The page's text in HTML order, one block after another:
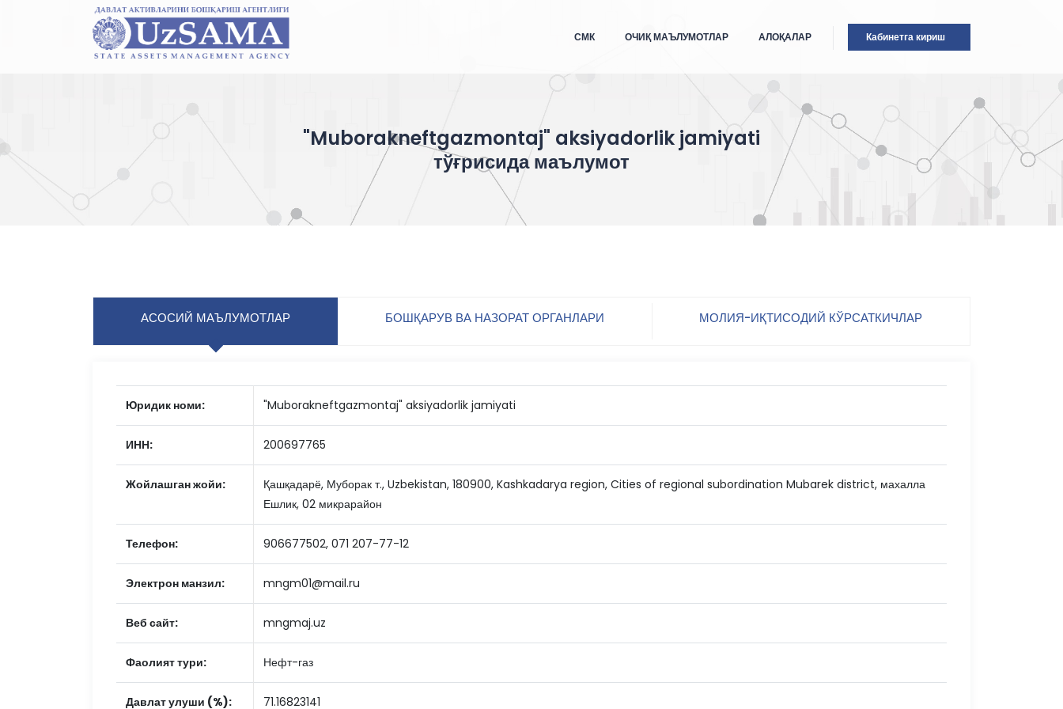
Кабинетга кириш
СМК ОЧИҚ МАЪЛУМОТЛАР АЛОҚАЛАР
"Muborakneftgazmontaj" aksiyadorlik jamiyati
тўғрисида маълумот
АСОСИЙ МАЪЛУМОТЛАР БОШҚАРУВ ВА НАЗОРАТ ОРГАНЛАРИ МОЛИЯ-ИҚТИСОДИЙ КЎРСАТКИЧЛАР
Юридик номи: "Muborakneftgazmontaj" aksiyadorlik jamiyati
ИНН: 200697765
Жойлашган жойи:
Қашқадарё, Муборак т., Uzbekistan, 180900, Kashkadarya region, Cities of regional subordination Mubarek district, махалла
Ешлик, 02 микрарайон
Телефон: 906677502, 071 207-77-12
Электрон манзил: mngm01@mail.ru
Веб сайт: mngmaj.uz
Фаолият тури: Нефт-газ
Давлат улуши (%): 71.16823141